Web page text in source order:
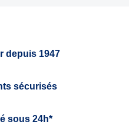
depuis 1947
sécurisés
sous 24h*